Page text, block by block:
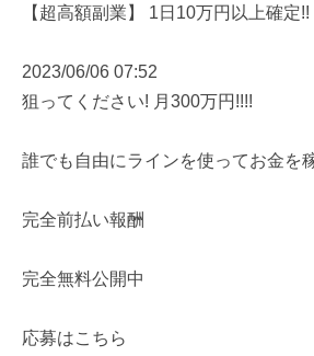
【超高額副業】 1日10万円以上確定!!
2023/06/06 07:52
狙ってください! 月300万円!!!!
誰でも自由にラインを使ってお金を
完全前払い報酬
完全無料公開中
応募はこちら